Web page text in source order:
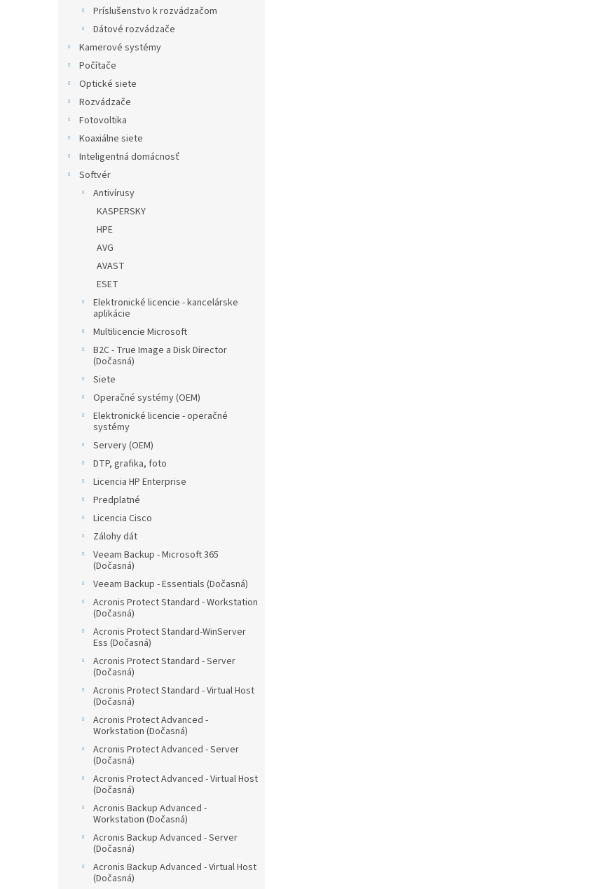
Príslušenstvo k rozvádzačom
Dátové rozvádzače
Kamerové systémy
Počítače
Optické siete
Rozvádzače
Fotovoltika
Koaxiálne siete
Inteligentná domácnosť
Softvér
Antivírusy
KASPERSKY
HPE
AVG
AVAST
ESET
Elektronické licencie - kancelárske
aplikácie
Multilicencie Microsoft
B2C - True Image a Disk Director
(Dočasná)
Siete
Operačné systémy (OEM)
Elektronické licencie - operačné
systémy
Servery (OEM)
DTP, grafika, foto
Licencia HP Enterprise
Predplatné
Licencia Cisco
Zálohy dát
Veeam Backup - Microsoft 365
(Dočasná)
Veeam Backup - Essentials (Dočasná)
Acronis Protect Standard - Workstation
(Dočasná)
Acronis Protect Standard-WinServer
Ess (Dočasná)
Acronis Protect Standard - Server
(Dočasná)
Acronis Protect Standard - Virtual Host
(Dočasná)
Acronis Protect Advanced -
Workstation (Dočasná)
Acronis Protect Advanced - Server
(Dočasná)
Acronis Protect Advanced - Virtual Host
(Dočasná)
Acronis Backup Advanced -
Workstation (Dočasná)
Acronis Backup Advanced - Server
(Dočasná)
Acronis Backup Advanced - Virtual Host
(Dočasná)